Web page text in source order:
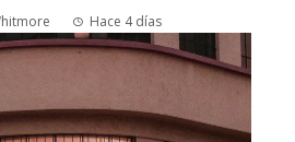
Hace 4 días